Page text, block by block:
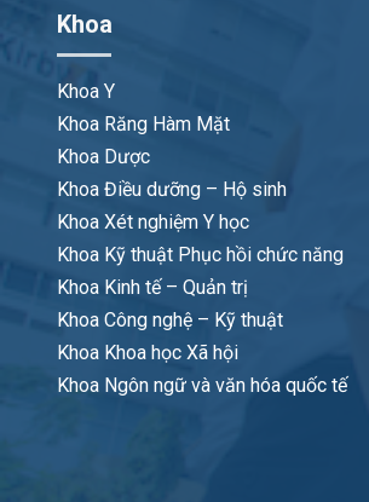
Khoa
Khoa Y
Khoa Răng Hàm Mặt
Khoa Dược
Khoa Điều dưỡng – Hộ sinh
Khoa Xét nghiệm Y học
Khoa Kỹ thuật Phục hồi chức năng
Khoa Kinh tế – Quản trị
Khoa Công nghệ – Kỹ thuật
Khoa Khoa học Xã hội
Khoa Ngôn ngữ và văn hóa quốc tế